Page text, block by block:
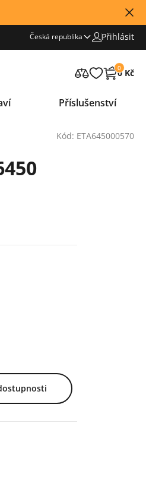
Česká republika Přihlásit
0
0 Kč
Příslušenství
Kód: ETA645000570